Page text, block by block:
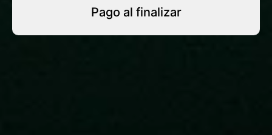
Pago al finalizar